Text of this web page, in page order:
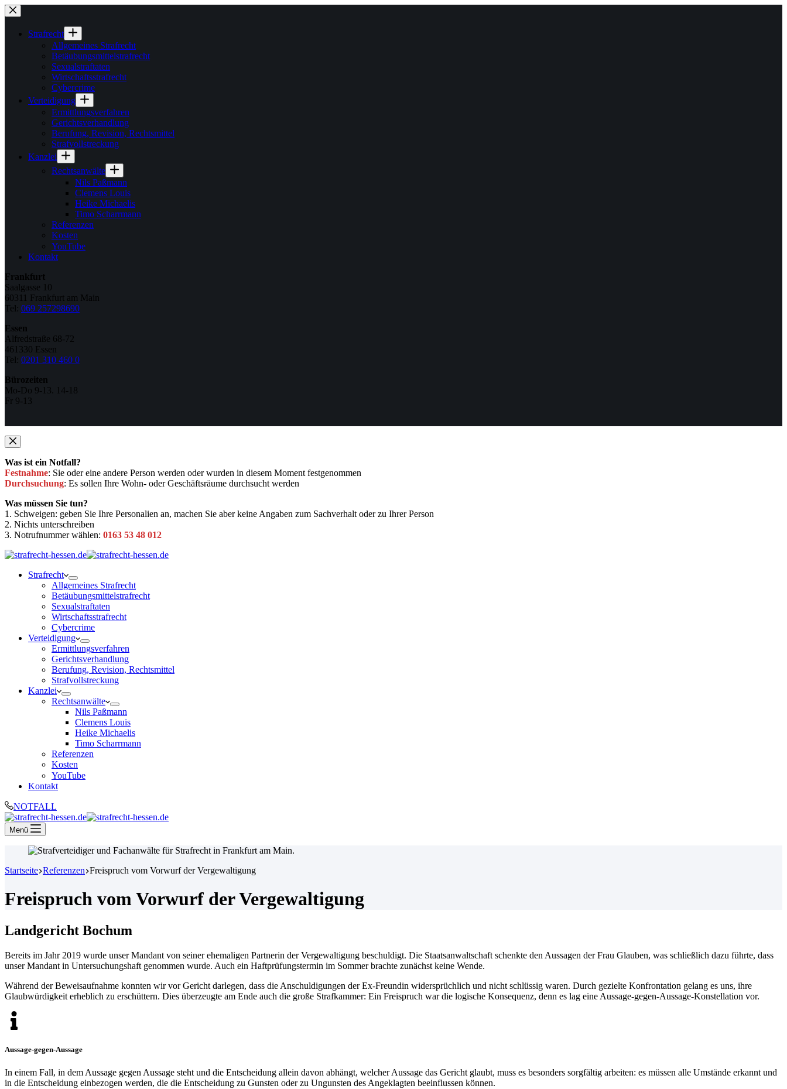
Zum
Inhalt
springenStrafrecht
Allgemeines Strafrecht
Betäubungsmittelstrafrecht
Sexualstraftaten
Wirtschaftsstrafrecht
Cybercrime
Verteidigung
Ermittlungsverfahren
Gerichtsverhandlung
Berufung, Revision, Rechtsmittel
Strafvollstreckung
Kanzlei
Rechtsanwälte
Nils Paßmann
Clemens Louis
Heike Michaelis
Timo Scharrmann
Referenzen
Kosten
YouTube
Kontakt
Frankfurt
Saalgasse 10
60311 Frankfurt am Main
Tel: 069 257298690
Essen
Alfredstraße 68-72
461330 Essen
Tel: 0201 310 460 0
Bürozeiten
Mo-Do 9-13. 14-18
Fr 9-13
Was ist ein Notfall?
Festnahme: Sie oder eine andere Person werden oder wurden in diesem Moment festgenommen
Durchsuchung: Es sollen Ihre Wohn- oder Geschäftsräume durchsucht werden
Was müssen Sie tun?
1. Schweigen: geben Sie Ihre Personalien an, machen Sie aber keine Angaben zum Sachverhalt oder zu Ihrer Person
2. Nichts unterschreiben
3. Notrufnummer wählen: 0163 53 48 012
Strafrecht
Allgemeines Strafrecht
Betäubungsmittelstrafrecht
Sexualstraftaten
Wirtschaftsstrafrecht
Cybercrime
Verteidigung
Ermittlungsverfahren
Gerichtsverhandlung
Berufung, Revision, Rechtsmittel
Strafvollstreckung
Kanzlei
Rechtsanwälte
Nils Paßmann
Clemens Louis
Heike Michaelis
Timo Scharrmann
Referenzen
Kosten
YouTube
Kontakt
NOTFALL
Menü
Startseite Referenzen Freispruch vom Vorwurf der Vergewaltigung
Freispruch vom Vorwurf der Vergewaltigung
Landgericht Bochum
Bereits im Jahr 2019 wurde unser Mandant von seiner ehemaligen Partnerin der Vergewaltigung beschuldigt. Die Staatsanwaltschaft schenkte den Aussagen der Frau Glauben, was schließlich dazu führte, dass
unser Mandant in Untersuchungshaft genommen wurde. Auch ein Haftprüfungstermin im Sommer brachte zunächst keine Wende.
Während der Beweisaufnahme konnten wir vor Gericht darlegen, dass die Anschuldigungen der Ex-Freundin widersprüchlich und nicht schlüssig waren. Durch gezielte Konfrontation gelang es uns, ihre
Glaubwürdigkeit erheblich zu erschüttern. Dies überzeugte am Ende auch die große Strafkammer: Ein Freispruch war die logische Konsequenz, denn es lag eine Aussage-gegen-Aussage-Konstellation vor.
Aussage-gegen-Aussage
In einem Fall, in dem Aussage gegen Aussage steht und die Entscheidung allein davon abhängt, welcher Aussage das Gericht glaubt, muss es besonders sorgfältig arbeiten: es müssen alle Umstände erkannt und
in die Entscheidung einbezogen werden, die die Entscheidung zu Gunsten oder zu Ungunsten des Angeklagten beeinflussen können.